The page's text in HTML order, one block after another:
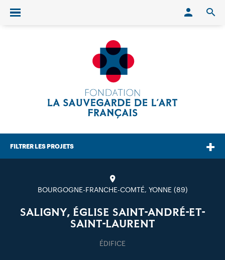
Ouvrir/fermer le menu
FILTRER LES PROJETS
BOURGOGNE-FRANCHE-COMTÉ, YONNE (89)
SALIGNY, ÉGLISE SAINT-ANDRÉ-ET-
SAINT-LAURENT
ÉDIFICE